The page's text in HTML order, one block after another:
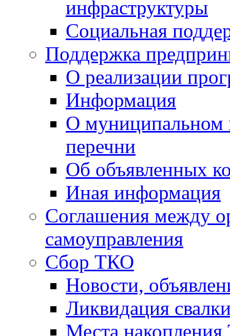
инфраструктуры
Социальная
Поддержка
О реализации
Информация
О муниципальном
перечни
Об объявленных
Иная информация
Соглашения между
самоуправления
Сбор ТКО
Новости,
Ликвидация
Места